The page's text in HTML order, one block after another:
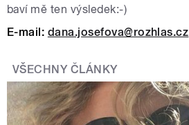
baví mě ten výsledek:-)
E-mail: dana.josefova@rozhlas.cz
VŠECHNY ČLÁNKY